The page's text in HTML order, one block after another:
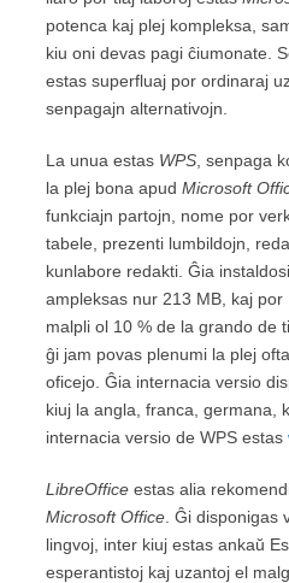
potenca kaj plej kompleksa,
kiu oni devas pagi ĉiumonate.
estas superfluaj por ordinaraj
senpagajn alternativojn.
La unua estas WPS , senpaga
la plej bona apud Microsoft
funkciajn partojn, nome por
tabele, prezenti lumbildojn,
kunlabore redakti. Ĝia
ampleksas nur 213 MB, kaj
malpli ol 10 % de la grando de
ĝi jam povas plenumi la plej
oficejo. Ĝia internacia versio
kiuj la angla, franca, germana,
internacia versio de WPS estas
LibreOffice estas alia
Microsoft Office . Ĝi
lingvoj, inter kiuj estas ankaŭ
esperantistoj kaj uzantoj el